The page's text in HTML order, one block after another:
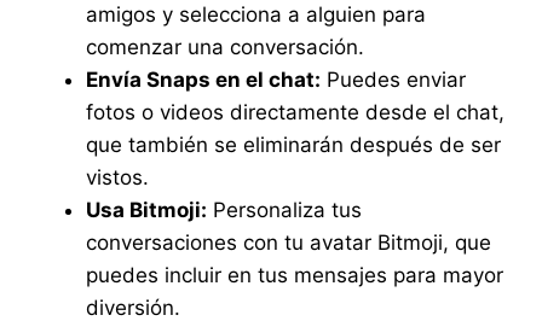
amigos y selecciona a alguien para
comenzar una conversación.
Envía Snaps en el chat: Puedes enviar
fotos o videos directamente desde el chat,
que también se eliminarán después de ser
vistos.
Usa Bitmoji: Personaliza tus
conversaciones con tu avatar Bitmoji, que
puedes incluir en tus mensajes para mayor
diversión.